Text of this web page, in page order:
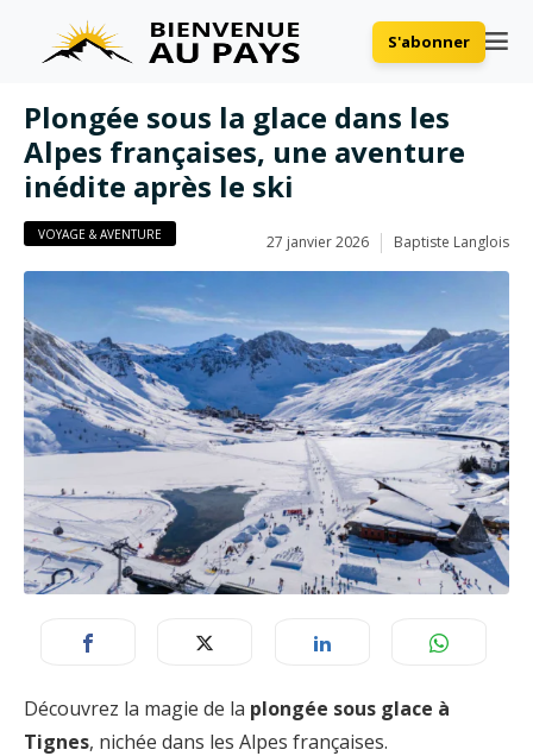
S'abonner
Plongée sous la glace dans les
Alpes françaises, une aventure
inédite après le ski
VOYAGE & AVENTURE 27 janvier 2026 Baptiste Langlois
Découvrez la magie de la plongée sous glace à
Tignes, nichée dans les Alpes françaises.